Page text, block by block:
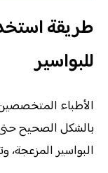
طريقة
للبواسير
الأطباء
بالشكل الصحيح
البواسير المزعجة،